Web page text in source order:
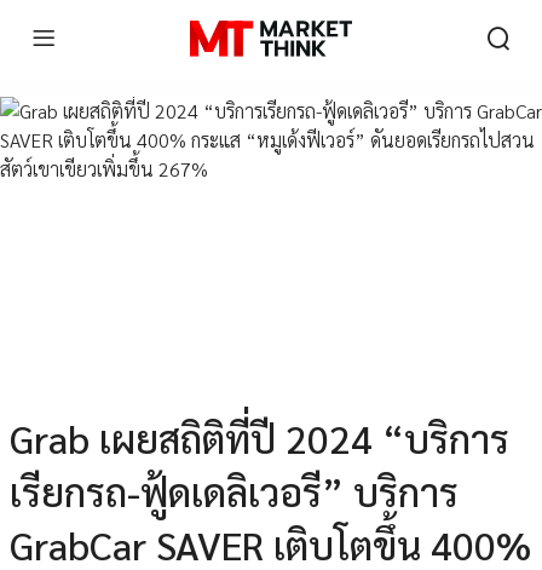
Grab เผยสถิติที่ปี 2024 “บริการ
เรียกรถ-ฟู้ดเดลิเวอรี” บริการ
GrabCar SAVER เติบโตขึ้น 400%